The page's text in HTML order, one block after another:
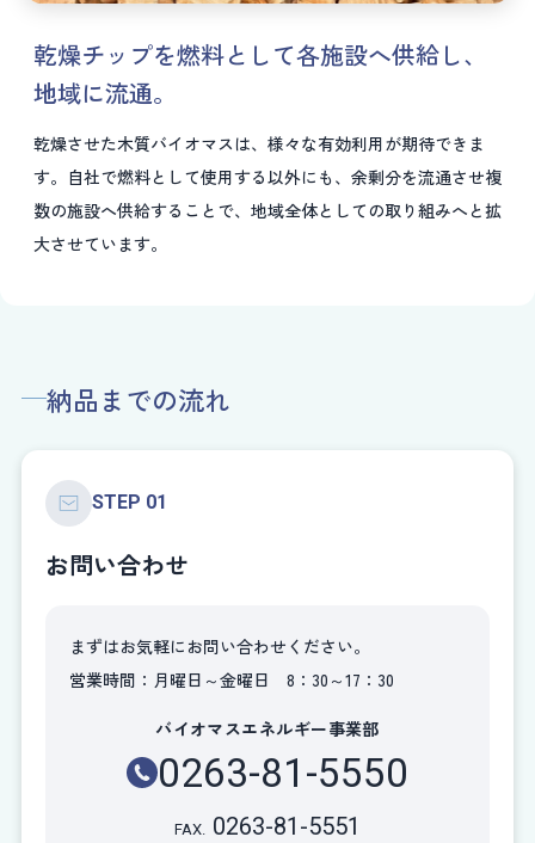
乾燥チップを燃料として各施設へ供給し、
地域に流通。
乾燥させた木質バイオマスは、様々な有効利用が期待できま
す。自社で燃料として使用する以外にも、余剰分を流通させ複
数の施設へ供給することで、地域全体としての取り組みへと拡
大させています。
納品までの流れ
STEP 01
お問い合わせ
まずはお気軽にお問い合わせください。
営業時間：月曜日～金曜日 8：30～17：30
バイオマスエネルギー事業部
0263-81-5550
FAX. 0263-81-5551